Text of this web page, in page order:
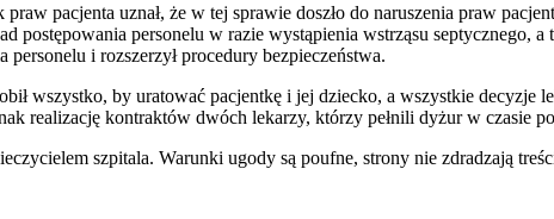
pacjenta uznał, że w tej sprawie doszło do naruszenia praw
postępowania personelu w razie wystąpienia wstrząsu septycznego,
i rozszerzył procedury bezpieczeństwa.
wszystko, by uratować pacjentkę i jej dziecko, a wszystkie decyzje
realizację kontraktów dwóch lekarzy, którzy pełnili dyżur w czasie
szpitala. Warunki ugody są poufne, strony nie zdradzają